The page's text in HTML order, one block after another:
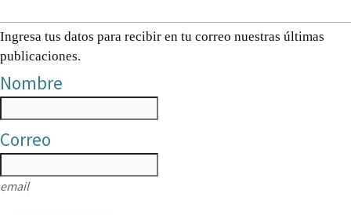
Ingresa tus datos para recibir en tu correo nuestras últimas
publicaciones.
Nombre
Correo
email